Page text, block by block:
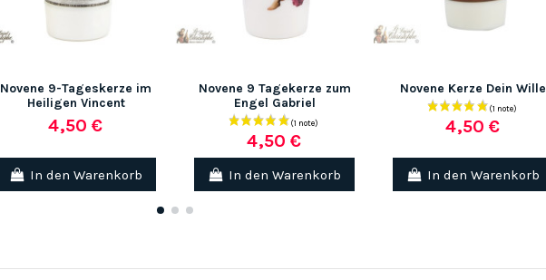
Novene 9-Tageskerze im
Heiligen Vincent
4,50 €
In den Warenkorb
Novene 9 Tagekerze zum
Engel Gabriel
4,50 €
In den Warenkorb
Novene Kerze Dein Wille
4,50 €
In den Warenkorb